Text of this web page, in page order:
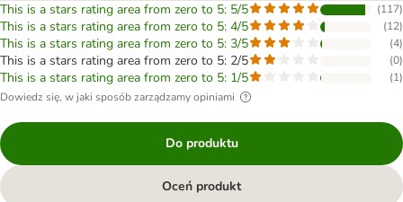
This is a stars rating area from zero to 5: 5/5 (117)
This is a stars rating area from zero to 5: 4/5 (12)
This is a stars rating area from zero to 5: 3/5 (4)
This is a stars rating area from zero to 5: 2/5 (0)
This is a stars rating area from zero to 5: 1/5 (1)
Dowiedz się, w jaki sposób zarządzamy opiniami
Do produktu
Oceń produkt